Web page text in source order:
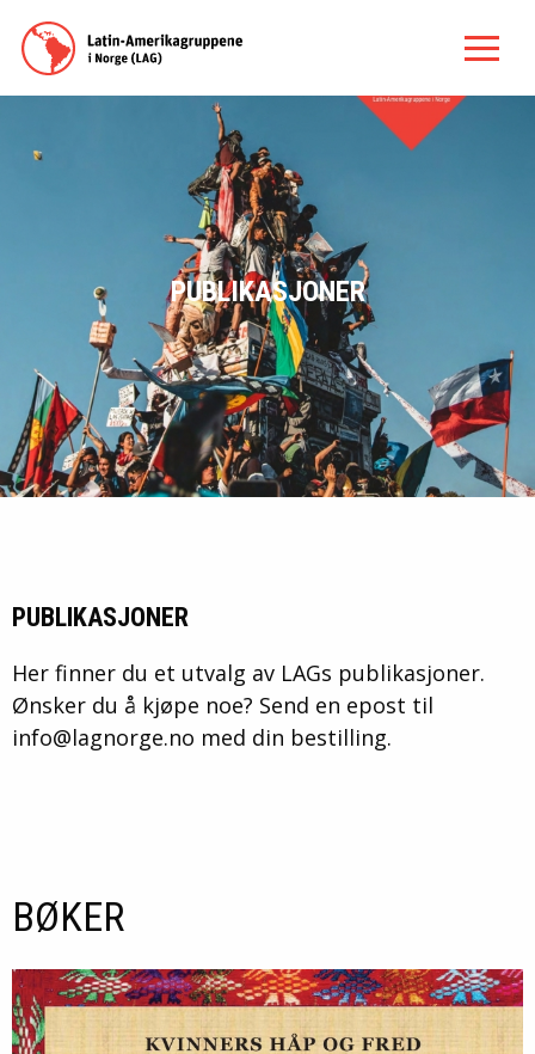
PUBLIKASJONER
PUBLIKASJONER
Her finner du et utvalg av LAGs publikasjoner.
Ønsker du å kjøpe noe? Send en epost til
info@lagnorge.no med din bestilling.
BØKER